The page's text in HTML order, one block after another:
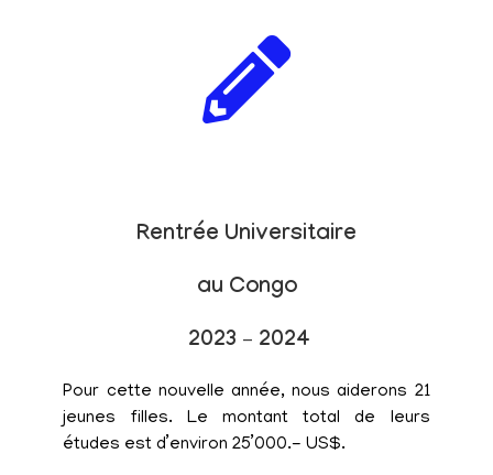
Rentrée Universitaire
au Congo
2023 – 2024
Pour cette nouvelle année, nous aiderons 21
jeunes filles. Le montant total de leurs
études est d’environ 25’000.- US$.